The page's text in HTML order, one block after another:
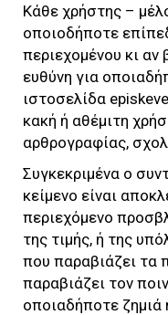
Κάθε χρήστης –
οποιοδήποτε
περιεχομένου κι αν
ευθύνη για
ιστοσελίδα
κακή ή αθέμιτη
αρθρογραφίας,
Συγκεκριμένα ο
κείμενο είναι
περιεχόμενο
της τιμής, ή της
που παραβιάζει τα
παραβιάζει τον
οποιαδήποτε ζημιά